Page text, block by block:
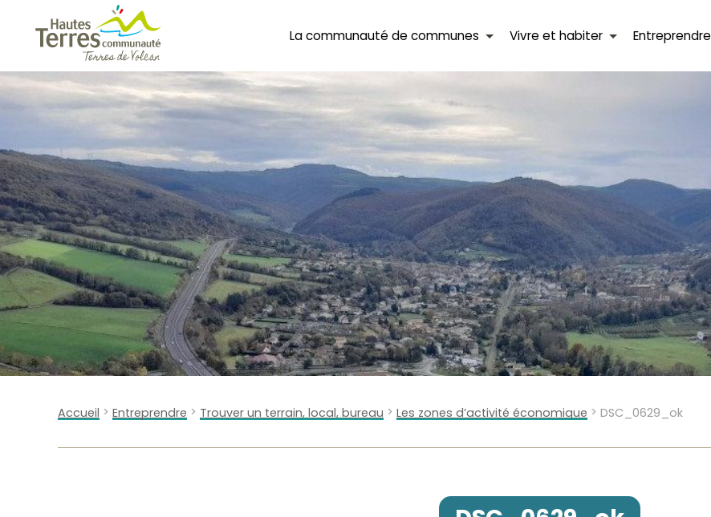
La communauté de communes Vivre et habiter Entreprendre
Accueil > Entreprendre > Trouver un terrain, local, bureau > Les zones d’activité économique > DSC_0629_ok